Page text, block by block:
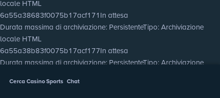
locale HTML
6a55a38683f0075b17acf171In attesa
Durata massima di archiviazione: PersistenteTipo: Archiviazione
locale HTML
6a55a38b83f0075b17acf177In attesa
Durata massima di archiviazione: PersistenteTipo: Archiviazione
6a55a38d83f0075b17acf178
CercaCasinoSports Chat